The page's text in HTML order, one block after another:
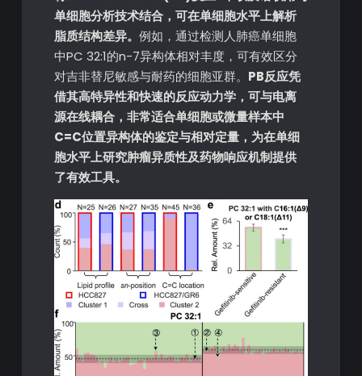
单细胞分析技术结合，可在单细胞水平上解析
脂质结构差异。 例如，通过检测人肺癌单细胞
中PC 32:1的n-7异构体相对丰度，可有效区分
对吉非替尼敏感与耐药的细胞亚群。 PB反应凭
借其高特异性和快速的反应动力学，可与电离
源在线耦合，非常适合单细胞或微量样本中
C=C位置异构体的鉴定与相对定量，为在单细
胞水平上研究肿瘤异质性及药物响应机制提供
了有效工具。